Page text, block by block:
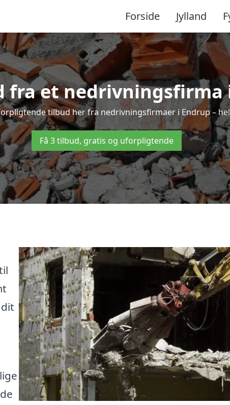
Forside Jylland
fra et nedrivningsfirma
tilbud her fra nedrivningsfirmaer i Endrup –
Få 3 tilbud, gratis og uforpligtende